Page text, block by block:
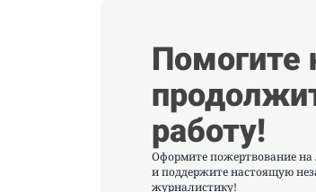
Помогите
работу!
Оформите пожертвование
и поддержите настоящую
журналистику!